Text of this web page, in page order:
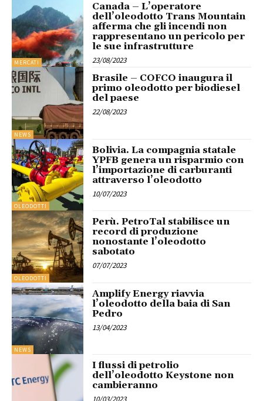
MERCATI
Canada – L’operatore
dell’oleodotto Trans Mountain
afferma che gli incendi non
rappresentano un pericolo per
le sue infrastrutture
23/08/2023
NEWS
Brasile – COFCO inaugura il
primo oleodotto per biodiesel
del paese
22/08/2023
OLEODOTTI
Bolivia. La compagnia statale
YPFB genera un risparmio con
l’importazione di carburanti
attraverso l’oleodotto
10/07/2023
OLEODOTTI
Perù. PetroTal stabilisce un
record di produzione
nonostante l’oleodotto
sabotato
07/07/2023
NEWS
Amplify Energy riavvia
l’oleodotto della baia di San
Pedro
13/04/2023
I flussi di petrolio
dell’oleodotto Keystone non
cambieranno
10/03/2023